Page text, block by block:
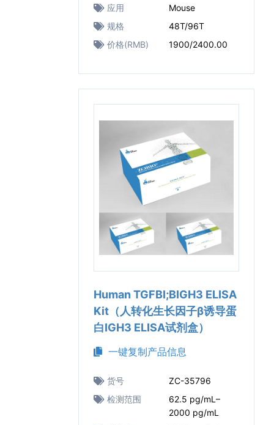
应用
Mouse
规格
48T/96T
价格(RMB)
1900/2400.00
Human TGFBI;BIGH3 ELISA
Kit（人转化生长因子β诱导蛋
白IGH3 ELISA试剂盒）
一键复制产品信息
货号
ZC-35796
检测范围
62.5 pg/mL–
2000 pg/mL